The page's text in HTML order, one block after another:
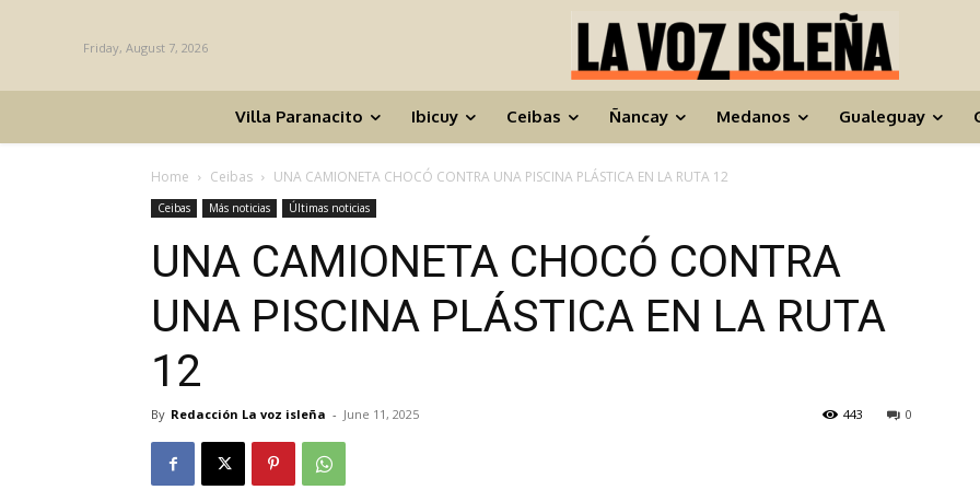
Friday, August 7, 2026
Villa Paranacito Ibicuy Ceibas Ñancay Medanos Gualeguay
Home Ceibas UNA CAMIONETA CHOCÓ CONTRA UNA PISCINA PLÁSTICA EN LA RUTA 12
Ceibas Más noticias Últimas noticias
UNA CAMIONETA CHOCÓ CONTRA
UNA PISCINA PLÁSTICA EN LA RUTA
12
By Redacción La voz isleña - June 11, 2025 0
443